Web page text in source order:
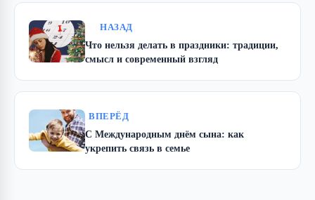
НАЗАД
Что нельзя делать в праздники: традиции,
смысл и современный взгляд
ВПЕРЁД
С Международным днём сына: как
укрепить связь в семье